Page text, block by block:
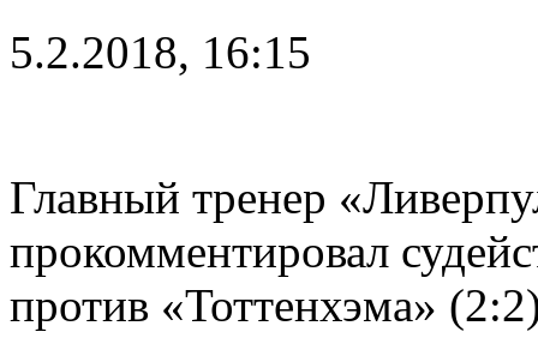
5.2.2018, 16:15
Главный тренер
прокомментировал
против «Тоттенхэма»